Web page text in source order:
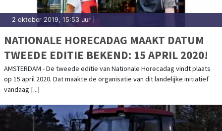
2 oktober 2019, 15:53 uur
NATIONALE HORECADAG MAAKT DATUM
TWEEDE EDITIE BEKEND: 15 APRIL 2020!
AMSTERDAM - De tweede editie van Nationale Horecadag vindt plaats
op 15 april 2020. Dat maakte de organisatie van dit landelijke initiatief
vandaag [...]